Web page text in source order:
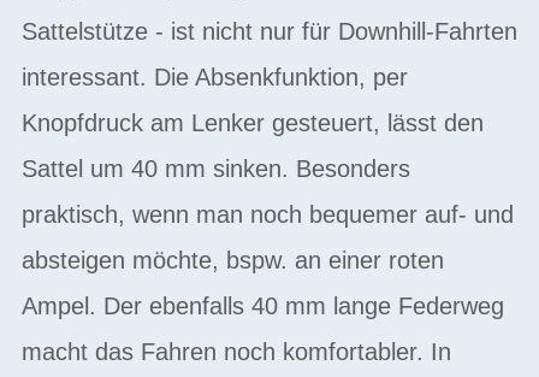
Sattelstütze - ist nicht nur für Downhill-Fahrten
interessant. Die Absenkfunktion, per
Knopfdruck am Lenker gesteuert, lässt den
Sattel um 40 mm sinken. Besonders
praktisch, wenn man noch bequemer auf- und
absteigen möchte, bspw. an einer roten
Ampel. Der ebenfalls 40 mm lange Federweg
macht das Fahren noch komfortabler. In